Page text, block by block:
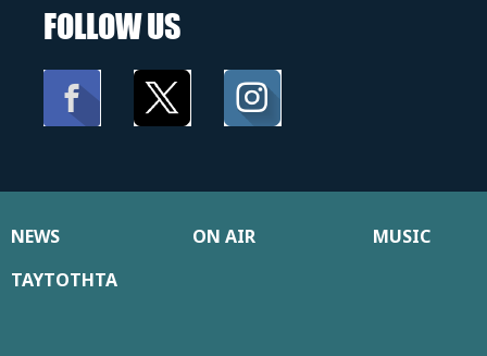
FOLLOW US
NEWS ON AIR
MUSIC
ΤΑΥΤΟΤΗΤΑ